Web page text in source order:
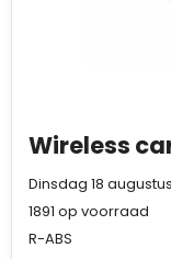
James Harvest
Kingcap
Wireless
Dinsdag 18
1891 op voorraad
R-ABS